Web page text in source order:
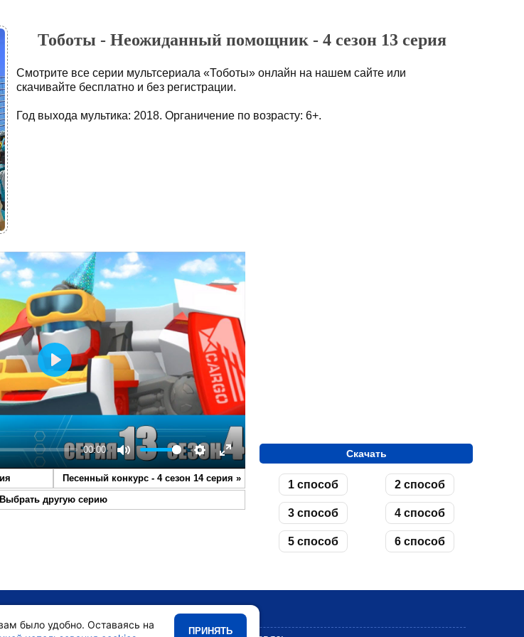
Тоботы - Неожиданный помощник - 4 сезон 13 серия
Смотрите все серии мультсериала «Тоботы» онлайн на нашем сайте или
скачивайте бесплатно и без регистрации.
Год выхода мультика: 2018. Органичение по возрасту: 6+.
00:00
Mute Settings
Enter
fullscreen
Play
Песенный конкурс - 4 сезон 14 серия »
Выбрать другую серию
Скачать
1 способ 2 способ
3 способ 4 способ
5 способ 6 способ
•Мультики
было удобно. Оставаясь на
ПРИНЯТЬ